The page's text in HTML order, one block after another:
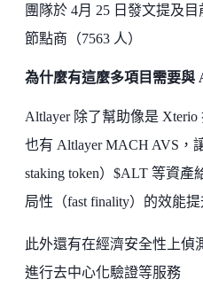
團隊於 4月 25 日發文提及
節點商（7563 人）
為什麼有這麼多項目需要與
Altlayer 除了幫助像是
也有 Altlayer MACH AVS，
staking token）$ALT 等資
局性（fast finality）的效能提
此外還有在經濟安全性上偵
進行去中心化驗證等服務